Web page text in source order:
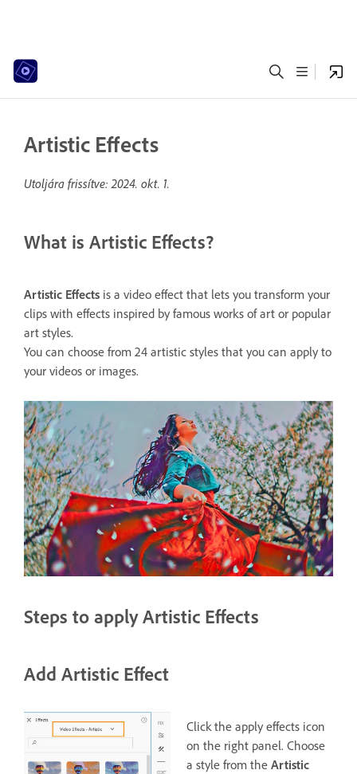
Artistic Effects
Utoljára frissítve:2024. okt. 1.
What is Artistic Effects?
Artistic Effects is a video effect that lets you transform your
clips with effects inspired by famous works of art or popular
art styles.
You can choose from 24 artistic styles that you can apply to
your videos or images.
Steps to apply Artistic Effects
Add Artistic Effect
Click the apply effects icon
on the right panel. Choose
a style from the Artistic